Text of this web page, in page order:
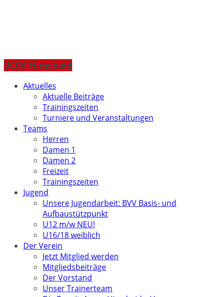
VC06 Hirschaid
Aktuelles
Aktuelle Beiträge
Trainingszeiten
Turniere und Veranstaltungen
Teams
Herren
Damen 1
Damen 2
Freizeit
Trainingszeiten
Jugend
Unsere Jugendarbeit: BVV Basis- und
Aufbaustützpunkt
U12 m/w NEU!
U16/18 weiblich
Der Verein
Jetzt Mitglied werden
Mitgliedsbeiträge
Der Vorstand
Unser Trainerteam